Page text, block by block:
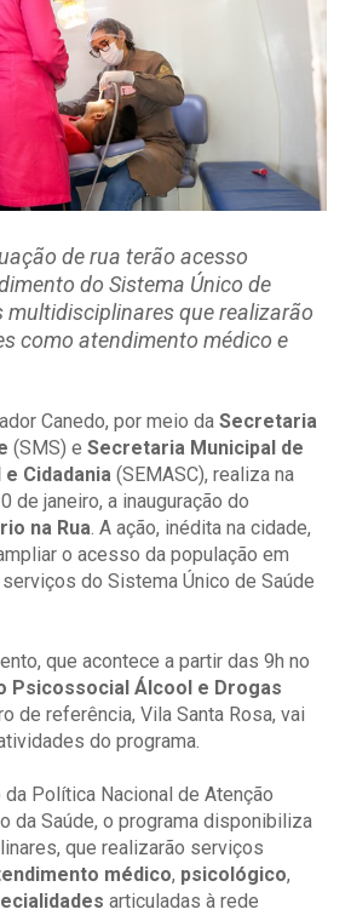
de rua terão acesso
do Sistema Único de
multidisciplinares que realizarão
como atendimento médico e
Canedo, por meio da Secretaria
(SMS) e Secretaria Municipal de
Cidadania (SEMASC), realiza na
de janeiro, a inauguração do
na Rua. A ação, inédita na cidade,
o acesso da população em
do Sistema Único de Saúde
que acontece a partir das 9h no
Psicossocial Álcool e Drogas
de referência, Vila Santa Rosa, vai
do programa.
Política Nacional de Atenção
da Saúde, o programa disponibiliza
que realizarão serviços
médico, psicológico,
articuladas à rede